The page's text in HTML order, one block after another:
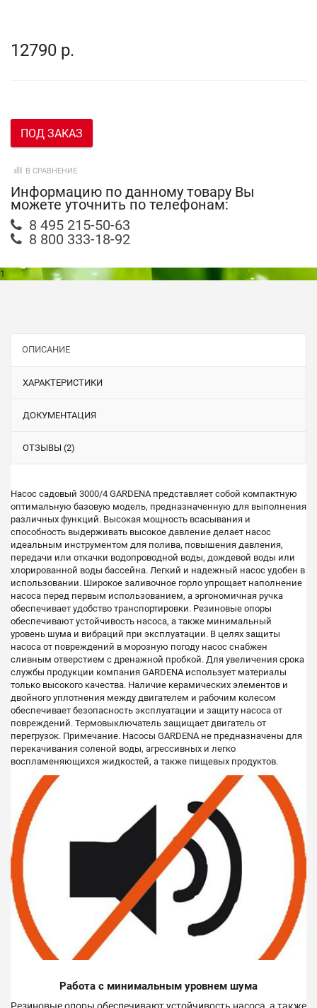
12790 р.
ПОД ЗАКАЗ
В СРАВНЕНИЕ
Информацию по данному товару Вы
можете уточнить по телефонам:
8 495 215-50-63
8 800 333-18-92
1
ОПИСАНИЕ
ХАРАКТЕРИСТИКИ
ДОКУМЕНТАЦИЯ
ОТЗЫВЫ (2)
Насос садовый 3000/4 GARDENA представляет собой компактную
оптимальную базовую модель, предназначенную для выполнения
различных функций. Высокая мощность всасывания и
способность выдерживать высокое давление делает насос
идеальным инструментом для полива, повышения давления,
передачи или откачки водопроводной воды, дождевой воды или
хлорированной воды бассейна. Легкий и надежный насос удобен в
использовании. Широкое заливочное горло упрощает наполнение
насоса перед первым использованием, а эргономичная ручка
обеспечивает удобство транспортировки. Резиновые опоры
обеспечивают устойчивость насоса, а также минимальный
уровень шума и вибраций при эксплуатации. В целях защиты
насоса от повреждений в морозную погоду насос снабжен
сливным отверстием с дренажной пробкой. Для увеличения срока
службы продукции компания GARDENA использует материалы
только высокого качества. Наличие керамических элементов и
двойного уплотнения между двигателем и рабочим колесом
обеспечивает безопасность эксплуатации и защиту насоса от
повреждений. Термовыключатель защищает двигатель от
перегрузок. Примечание. Насосы GARDENA не предназначены для
перекачивания соленой воды, агрессивных и легко
воспламеняющихся жидкостей, а также пищевых продуктов.
Работа с минимальным уровнем шума